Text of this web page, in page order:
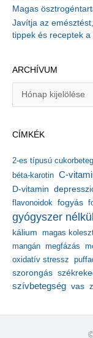
Magas
Javítja az
tippek és receptek
ARCHÍVUM
í
u
m
CÍMKÉK
2-es típusú
béta-karotin C-
D-vitamin
flavonoidok fogyás
gyógyszer nélkül
kálium magas
mangán megfázás
oxidatív stressz
szorongás
szívbetegség vas